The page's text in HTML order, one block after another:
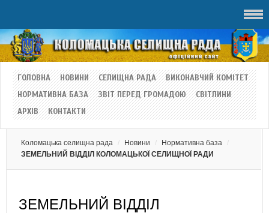
ГОЛОВНА НОВИНИ СЕЛИЩНА РАДА
ВИКОНАВЧИЙ КОМІТЕТ
НОРМАТИВНА БАЗА
ЗВІТ ПЕРЕД ГРОМАДОЮ
СВІТЛИНИ
АРХІВ
КОНТАКТИ
Коломацька селищна рада Новини
Нормативна база
ЗЕМЕЛЬНИЙ ВІДДІЛ КОЛОМАЦЬКОЇ СЕЛИЩНОЇ РАДИ
ЗЕМЕЛЬНИЙ ВІДДІЛ